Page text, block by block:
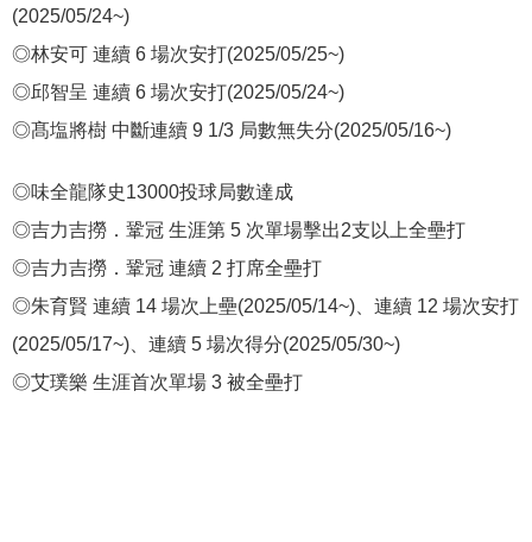
(2025/05/24~)
◎林安可 連續 6 場次安打(2025/05/25~)
◎邱智呈 連續 6 場次安打(2025/05/24~)
◎髙塩將樹 中斷連續 9 1/3 局數無失分(2025/05/16~)
◎味全龍隊史13000投球局數達成
◎吉力吉撈．鞏冠 生涯第 5 次單場擊出2支以上全壘打
◎吉力吉撈．鞏冠 連續 2 打席全壘打
◎朱育賢 連續 14 場次上壘(2025/05/14~)、連續 12 場次安打
(2025/05/17~)、連續 5 場次得分(2025/05/30~)
◎艾璞樂 生涯首次單場 3 被全壘打